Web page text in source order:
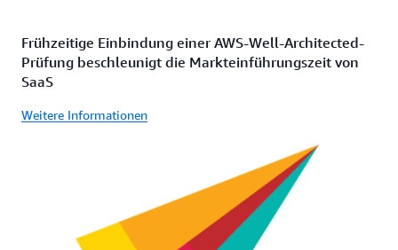
Frühzeitige Einbindung einer AWS-Well-Architected-
Prüfung beschleunigt die Markteinführungszeit von
SaaS
Weitere Informationen